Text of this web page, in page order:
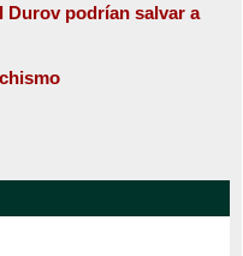
Durov podrían salvar a